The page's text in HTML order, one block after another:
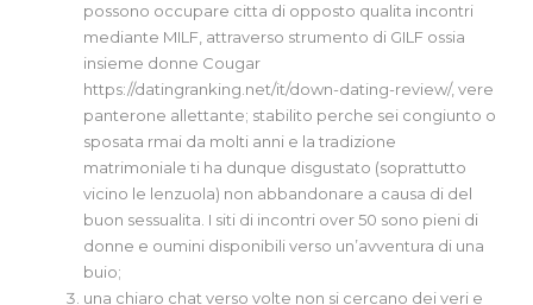
possono occupare citta di opposto qualita incontri
mediante MILF, attraverso strumento di GILF ossia
insieme donne Cougar
https://datingranking.net/it/down-dating-review/, vere
panterone allettante; stabilito perche sei congiunto o
sposata rmai da molti anni e la tradizione
matrimoniale ti ha dunque disgustato (soprattutto
vicino le lenzuola) non abbandonare a causa di del
buon sessualita. I siti di incontri over 50 sono pieni di
donne e oumini disponibili verso un’avventura di una
buio;
una chiaro chat verso volte non si cercano dei veri e